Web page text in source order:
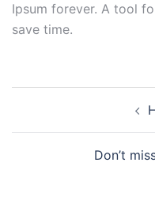
Ipsum forever. A tool
save time.
Don’t